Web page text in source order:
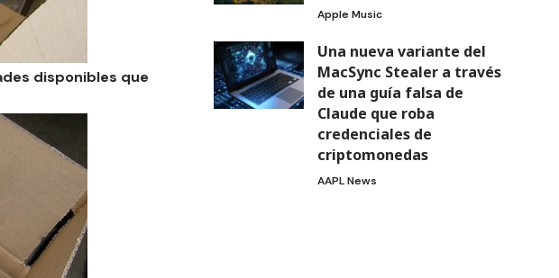
disponibles que
Apple Music
Una nueva variante del
MacSync Stealer a través
de una guía falsa de
Claude que roba
credenciales de
criptomonedas
AAPL News